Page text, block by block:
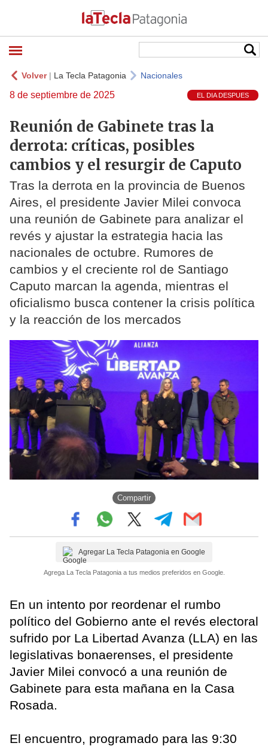
Volver| La Tecla Patagonia Nacionales
8 de septiembre de 2025 EL DIA DESPUES
Reunión de Gabinete tras la
derrota: críticas, posibles
cambios y el resurgir de Caputo
Tras la derrota en la provincia de Buenos
Aires, el presidente Javier Milei convoca
una reunión de Gabinete para analizar el
revés y ajustar la estrategia hacia las
nacionales de octubre. Rumores de
cambios y el creciente rol de Santiago
Caputo marcan la agenda, mientras el
oficialismo busca contener la crisis política
y la reacción de los mercados
Compartir
Agregar La Tecla Patagonia en Google
Agrega La Tecla Patagonia a tus medios preferidos en Google.
En un intento por reordenar el rumbo
político del Gobierno ante el revés electoral
sufrido por La Libertad Avanza (LLA) en las
legislativas bonaerenses, el presidente
Javier Milei convocó a una reunión de
Gabinete para esta mañana en la Casa
Rosada.
El encuentro, programado para las 9:30